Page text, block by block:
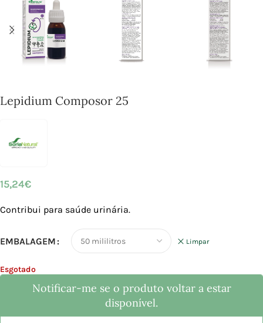
Lepidium Composor 25
15,24€
Contribui para saúde urinária.
EMBALAGEM Limpar
Esgotado
Notificar-me se o produto voltar a estar
disponível.